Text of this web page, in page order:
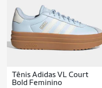
Tênis Adidas VL Court
Bold Feminino